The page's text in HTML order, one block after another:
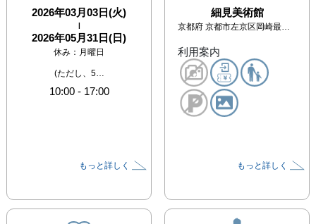
2026年03月03日(火)
|
2026年05月31日(日)
休み： 月曜日
(ただし、5…
10:00- 17:00
もっと詳しく
細見美術館
京都府 京都市左京区岡崎最勝寺町6-3
利用案内
もっと詳しく